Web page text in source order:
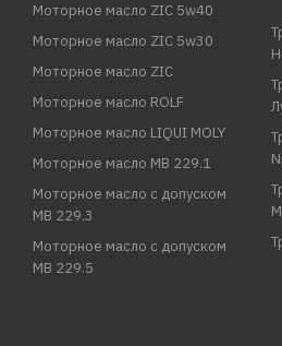
Моторное масло ZIC 5w40
Моторное масло ZIC 5w30
Моторное масло ZIC
Моторное масло ROLF
Моторное масло LIQUI MOLY
Моторное масло MB 229.1
Моторное масло с допуском
MB 229.3
Моторное масло с допуском
MB 229.5